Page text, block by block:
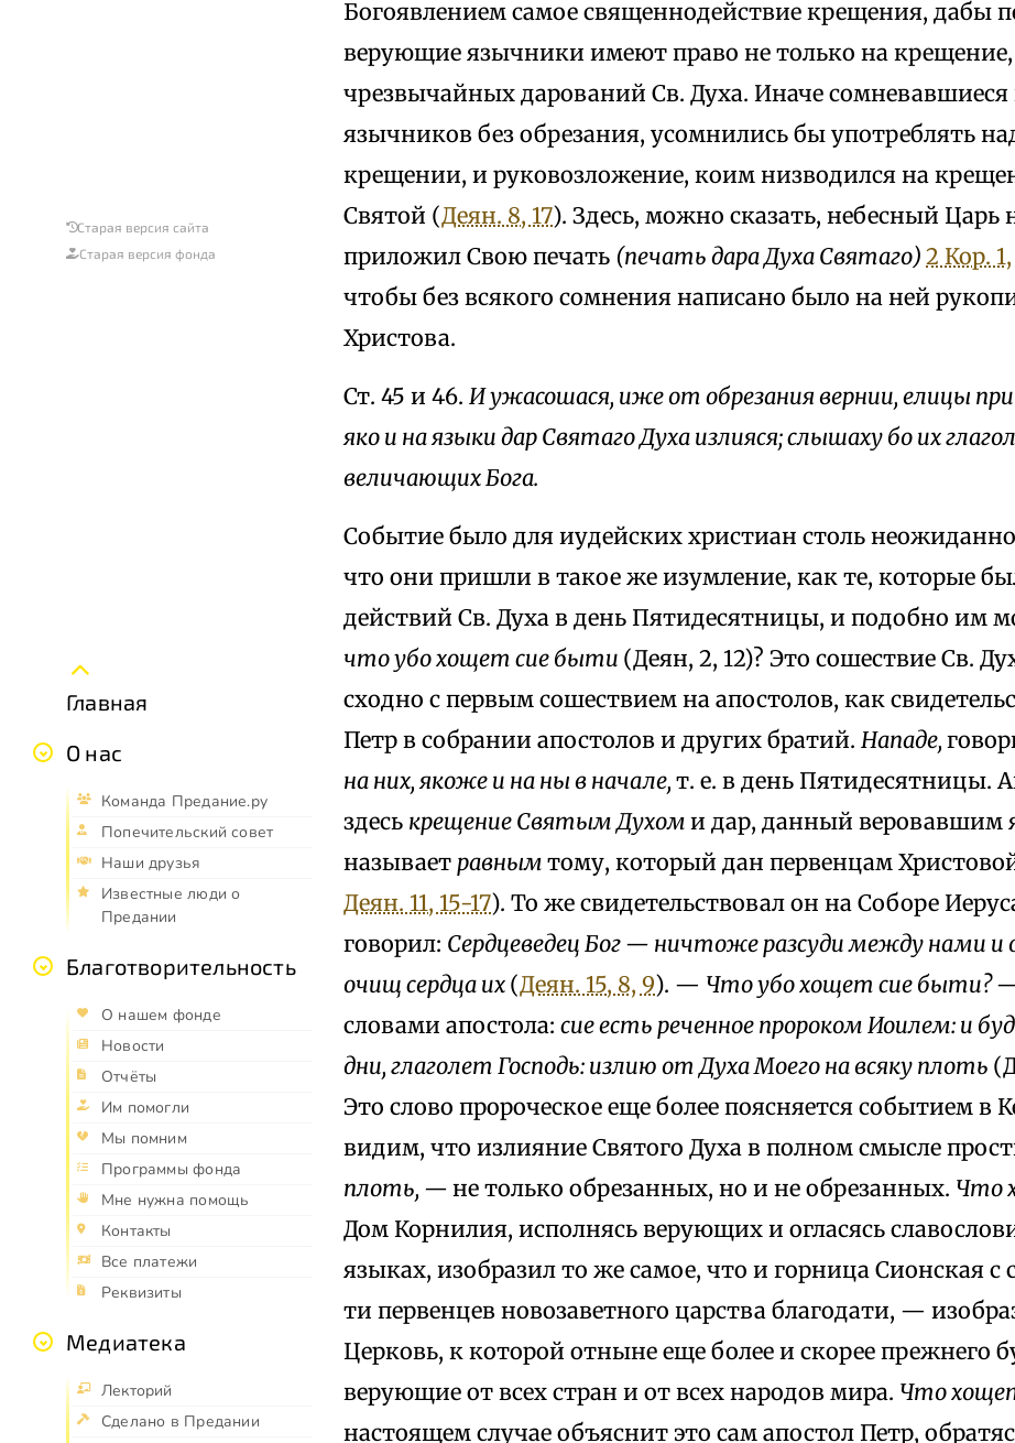
Старая версия сайта
Старая версия фонда
Главная
О нас
Команда Предание.ру
Попечительский совет
Наши друзья
Известные люди о
Предании
Благотворительность
О нашем фонде
Новости
Отчёты
Им помогли
Мы помним
Программы фонда
Мне нужна помощь
Контакты
Все платежи
Реквизиты
Медиатека
Лекторий
Сделано в Предании
Богоявлением самое священнодействие крещения, дабы
верующие язычники имеют право не только на
чрезвычайных дарований Св. Духа. Иначе сомневавшиеся
язычников без обрезания, усомнились бы употреблять
крещении, и руковозложение, коим низводился на
Святой (Деян. 8, 17). Здесь, можно сказать, небесный Царь
приложил Свою печать (печать дара Духа Святаго) 2 Кор.
чтобы без всякого сомнения написано было на ней
Христова.
Ст. 45 и 46. И ужасошася, иже от обрезания вернии, елицы
яко и на языки дар Святаго Духа излияся; слышаху бо их
величающих Бога.
Событие было для иудейских христиан столь
что они пришли в такое же изумление, как те, которые
действий Св. Духа в день Пятидесятницы, и подобно им
что убо хощет сие быти (Деян, 2, 12)? Это сошествие Св.
сходно с первым сошествием на апостолов, как
Петр в собрании апостолов и других братий. Нападе,
на них, якоже и на ны в начале, т. e. в день Пятидесятницы.
здесь крещение Святым Духом и дар, данный веровавшим
называет равным тому, который дан первенцам
Деян. 11, 15-17). То же свидетельствовал он на Соборе
говорил: Сердцеведец Бог — ничтоже разсуди между нами и
очищ сердца их (Деян. 15, 8, 9). — Что убо хощет сие быти?
словами апостола: сие есть реченное пророком Иоилем: и
дни, глаголет Господь: излию от Духа Моего на всяку плоть
Это слово пророческое еще более поясняется событием в
видим, что излияние Святого Духа в полном смысле
плоть, — не только обрезанных, но и не обрезанных. Что
Дом Корнилия, исполнясь верующих и огласясь
языках, изобразил то же самое, что и горница Сионская с
ти первенцев новозаветного царства благодати, —
Церковь, к которой отныне еще более и скорее прежнего
верующие от всех стран и от всех народов мира. Что
настоящем случае объяснит это сам апостол Петр,